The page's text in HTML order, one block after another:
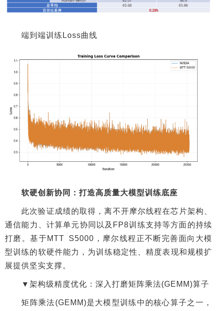
端到端训练Loss曲线
软硬创新协同：打造高质量大模型训练底座
此次验证成绩的取得，离不开摩尔线程在芯片架构、
通信能力、计算单元协同以及FP8训练支持等方面的持续
打磨。基于MTT S5000，摩尔线程正不断完善面向大模
型训练的软硬件能力，为训练稳定性、精度表现和规模扩
展提供坚实支撑。
▼架构级精度优化：深入打磨矩阵乘法(GEMM)算子
矩阵乘法(GEMM)是大模型训练中的核心算子之一，